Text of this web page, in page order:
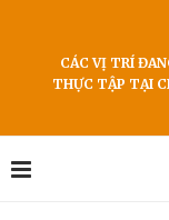
CÁC VỊ TRÍ
THỰC TẬP TẠI